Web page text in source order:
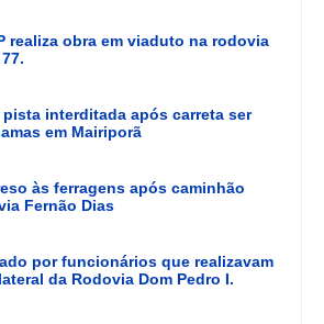
realiza obra em viaduto na rodovia
pista interditada após carreta ser
em Mairiporã
às ferragens após caminhão
Fernão Dias
por funcionários que realizavam
da Rodovia Dom Pedro I.